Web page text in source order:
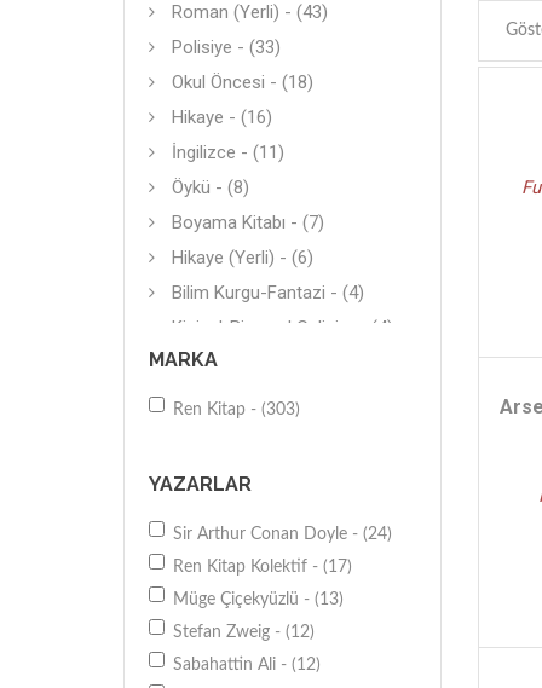
Roman (Yerli) - (43)
Polisiye - (33)
Okul Öncesi - (18)
Hikaye - (16)
İngilizce - (11)
Öykü - (8)
Boyama Kitabı - (7)
Hikaye (Yerli) - (6)
Bilim Kurgu-Fantazi - (4)
Kişisel-Bireysel Gelişim - (4)
Diğer - (4)
Boyama (Büyükler İçin) - (4)
Referans Kitapları - (3)
Hikaye (Çeviri) - (2)
Genel - (2)
Tiyatro - (2)
Çocuk Eğitimi - (2)
MARKA
Ren Kitap - (303)
YAZARLAR
Sir Arthur Conan Doyle - (24)
Ren Kitap Kolektif - (17)
Müge Çiçekyüzlü - (13)
Stefan Zweig - (12)
Sabahattin Ali - (12)